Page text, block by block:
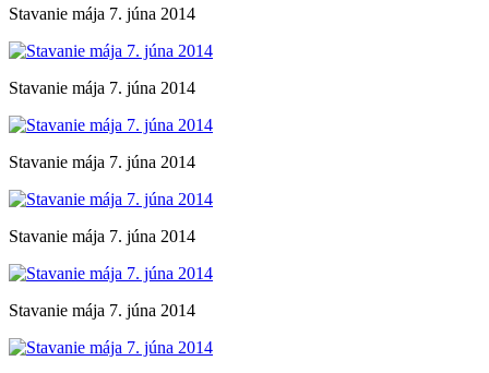
Stavanie mája 7. júna 2014
Stavanie mája 7. júna 2014
Stavanie mája 7. júna 2014
Stavanie mája 7. júna 2014
Stavanie mája 7. júna 2014